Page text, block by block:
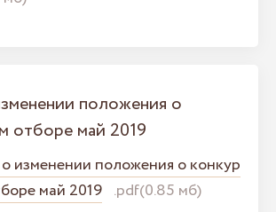
положения о
отборе май 2019
изменении положения о конкур
май 2019 .pdf(0.85 мб)